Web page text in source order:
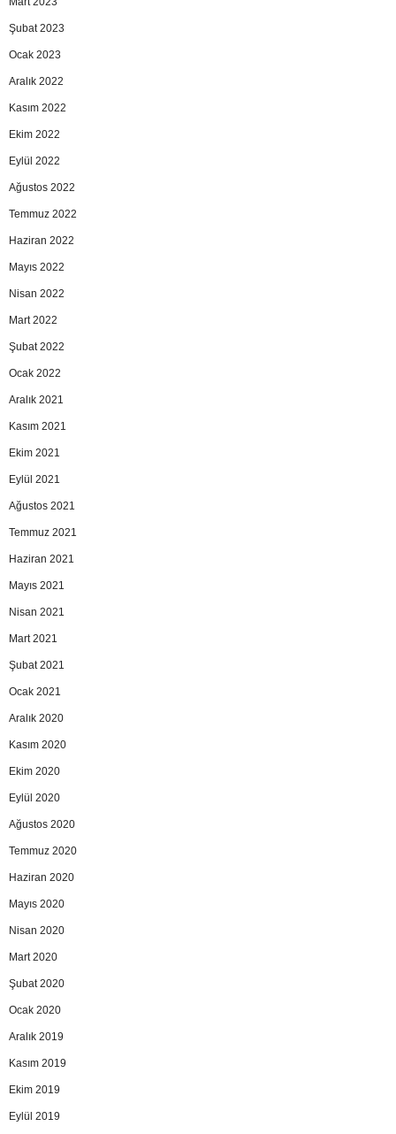
Şubat 2023
Ocak 2023
Aralık 2022
Kasım 2022
Ekim 2022
Eylül 2022
Ağustos 2022
Temmuz 2022
Haziran 2022
Mayıs 2022
Nisan 2022
Mart 2022
Şubat 2022
Ocak 2022
Aralık 2021
Kasım 2021
Ekim 2021
Eylül 2021
Ağustos 2021
Temmuz 2021
Haziran 2021
Mayıs 2021
Nisan 2021
Mart 2021
Şubat 2021
Ocak 2021
Aralık 2020
Kasım 2020
Ekim 2020
Eylül 2020
Ağustos 2020
Temmuz 2020
Haziran 2020
Mayıs 2020
Nisan 2020
Mart 2020
Şubat 2020
Ocak 2020
Aralık 2019
Kasım 2019
Ekim 2019
Eylül 2019